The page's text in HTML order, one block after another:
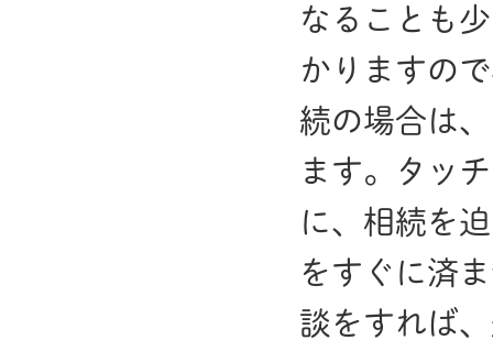
なることも
かりますの
続の場合は
ます。タッ
に、相続を
をすぐに済
談をすれば